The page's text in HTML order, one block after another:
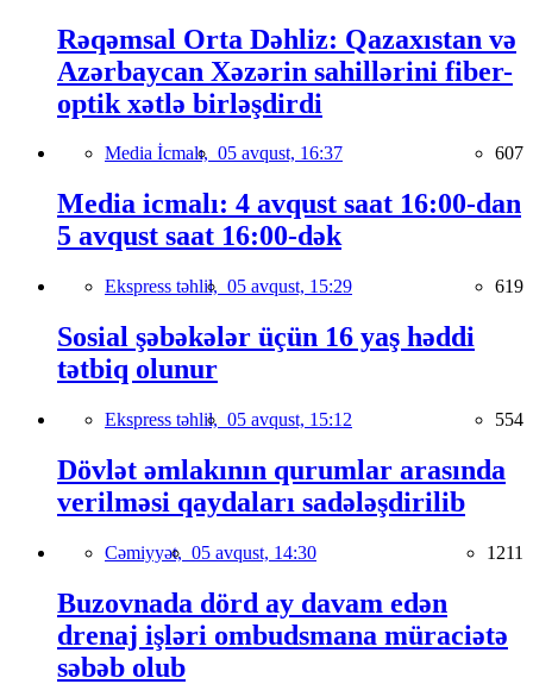
Rəqəmsal Orta Dəhliz: Qazaxıstan və
Azərbaycan Xəzərin sahillərini fiber-
optik xətlə birləşdirdi
Media İcmalı, 05 avqust, 16:37 607
Media icmalı: 4 avqust saat 16:00-dan
5 avqust saat 16:00-dək
Ekspress təhlil, 05 avqust, 15:29 619
Sosial şəbəkələr üçün 16 yaş həddi
tətbiq olunur
Ekspress təhlil, 05 avqust, 15:12 554
Dövlət əmlakının qurumlar arasında
verilməsi qaydaları sadələşdirilib
Cəmiyyət, 05 avqust, 14:30 1211
Buzovnada dörd ay davam edən
drenaj işləri ombudsmana müraciətə
səbəb olub